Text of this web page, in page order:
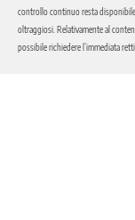
controllo continuo resta
oltraggiosi. Relativamente al
possibile richiedere l’immediata